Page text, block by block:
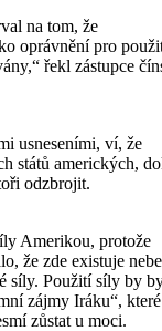
na tom, že
oprávnění pro
řekl zástupce
usneseními, ví, že
států amerických,
odzbrojit.
Amerikou, protože
že zde existuje
síly. Použití síly by
zájmy Iráku“,
zůstat u moci.